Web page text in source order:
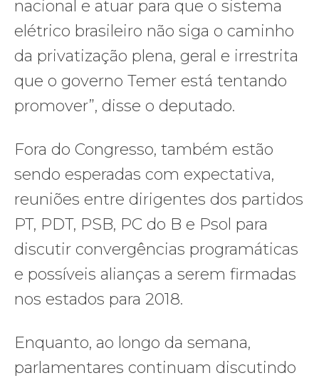
nacional e atuar para que o sistema
elétrico brasileiro não siga o caminho
da privatização plena, geral e irrestrita
que o governo Temer está tentando
promover”, disse o deputado.
Fora do Congresso, também estão
sendo esperadas com expectativa,
reuniões entre dirigentes dos partidos
PT, PDT, PSB, PC do B e Psol para
discutir convergências programáticas
e possíveis alianças a serem firmadas
nos estados para 2018.
Enquanto, ao longo da semana,
parlamentares continuam discutindo